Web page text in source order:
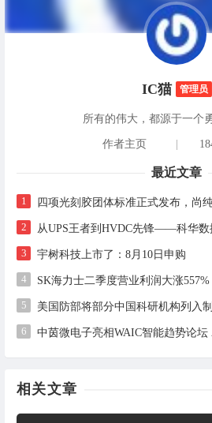
IC猫 管理员
所有的伟大，都源于一个
作者主页
最近文章
1
2 从UPS王者到HVDC先锋——科华数
3 宇树科技上市了：8月10日申购
4 SK海力士二季度营业利润大涨
5 美国防部将部分中国科研机构列入
6
相关文章